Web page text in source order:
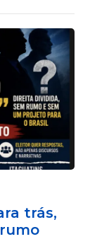
trás,